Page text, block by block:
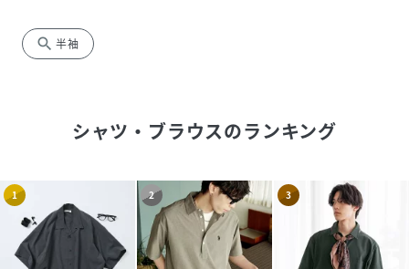
search 半袖
シャツ・ブラウスのランキング
1 2 3